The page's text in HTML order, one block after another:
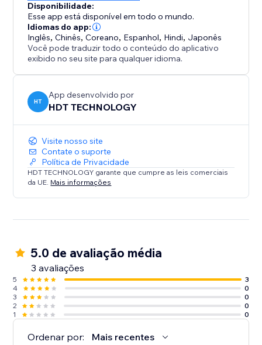
Customize the appearance parameters such as
button color, size, transparency, border, shadow, etc.
Configure the display position of the button on the
page (lower left, lower right, top, etc.)
Whether you are an individual creator, brand
merchant, e-commerce platform or service agency,
Instagram Follow can help you quickly convert
visitors into followers or potential customers.
Disponibilidade:
Esse app está disponível em todo o mundo.
Idiomas do app:
Inglês,Chinês,Coreano, Espanhol, Hindi, Japonês
Você pode traduzir todo o conteúdo do aplicativo
exibido no seu site para qualquer idioma.
HT
App desenvolvido por
HDT TECHNOLOGY
Visite nosso site
Contate o suporte
Política de Privacidade
HDT TECHNOLOGY garante que cumpre as leis comerciais
da UE. Mais informações
5.0 de avaliação média
3 avaliações
5
3
4
0
3
0
2
0
1
0
Ordenar por: Mais recentes